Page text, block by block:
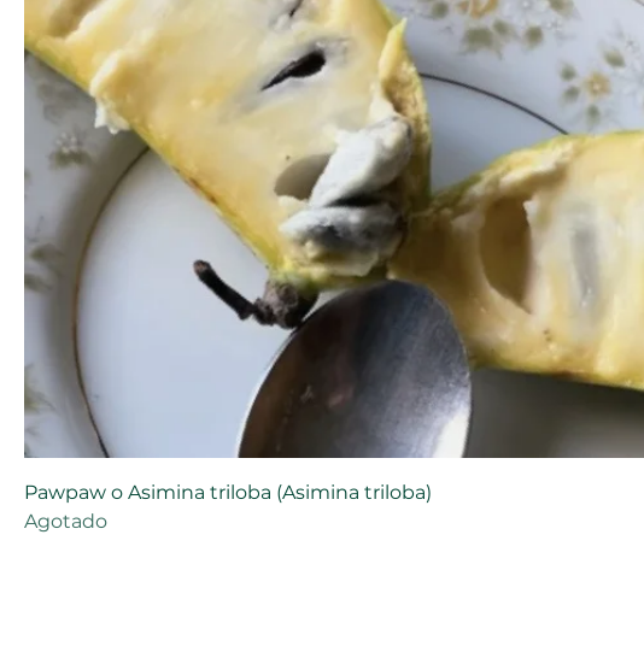
Pawpaw o Asimina triloba (Asimina triloba)
Agotado